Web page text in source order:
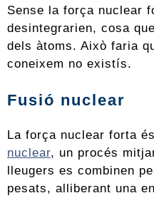
Sense la força nuclear
desintegrarien, cosa
dels àtoms. Això faria
coneixem no existís.
Fusió nuclear
La força nuclear forta
nuclear, un procés
lleugers es combinen
pesats, alliberant una